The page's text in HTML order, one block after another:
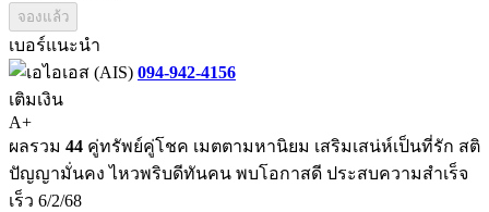
จองแล้ว
เบอร์แนะนำ
094-942-4156
เติมเงิน
A+
ผลรวม 44 คู่ทรัพย์คู่โชค เมตตามหานิยม เสริมเสน่ห์เป็นที่รัก สติ
ปัญญามั่นคง ไหวพริบดีทันคน พบโอกาสดี ประสบความสำเร็จ
เร็ว 6/2/68